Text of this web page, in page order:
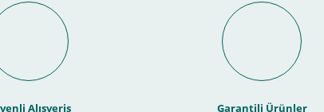
ile Vade Farksız Taksit
Alışveriş Garantili Ürünler